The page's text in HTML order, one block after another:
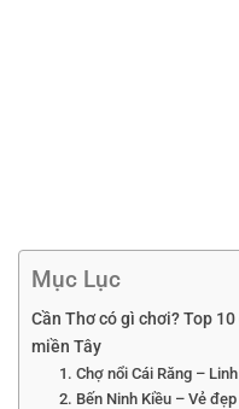
Mục Lục
Cần Thơ có gì chơi? Top
miền Tây
1. Chợ nổi Cái Răng –
2. Bến Ninh Kiều – Vẻ